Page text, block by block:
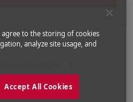
agree to the storing of cookies
analyze site usage, and
Accept All Cookies